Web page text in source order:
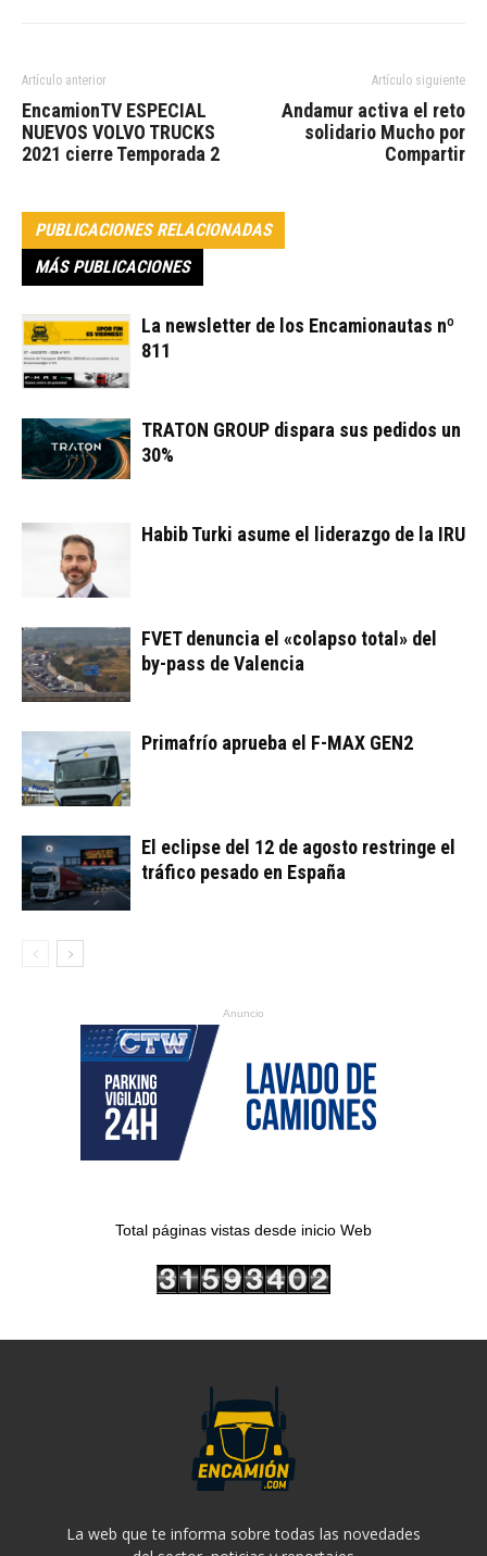
Artículo anterior
EncamionTV ESPECIAL
NUEVOS VOLVO TRUCKS
2021 cierre Temporada 2
Artículo siguiente
Andamur activa el reto
solidario Mucho por
Compartir
PUBLICACIONES RELACIONADAS
MÁS PUBLICACIONES
La newsletter de los Encamionautas nº
811
TRATON GROUP dispara sus pedidos un
30%
Habib Turki asume el liderazgo de la IRU
FVET denuncia el «colapso total» del
by-pass de Valencia
Primafrío aprueba el F-MAX GEN2
El eclipse del 12 de agosto restringe el
tráfico pesado en España
Anuncio
Total páginas vistas desde inicio Web
La web que te informa sobre todas las novedades